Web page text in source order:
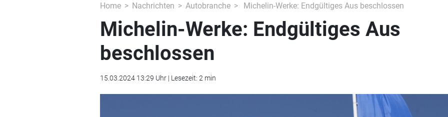
Home Nachrichten Autobranche Michelin-Werke: Endgültiges Aus beschlossen
Michelin-Werke: Endgültiges Aus
beschlossen
15.03.2024 13:29 Uhr | Lesezeit: 2 min